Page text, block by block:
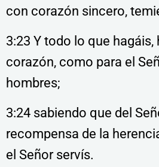
con corazón sincero,
3:23 Y todo lo que hagáis,
corazón, como para el
hombres;
3:24 sabiendo que del
recompensa de la
el Señor servís.